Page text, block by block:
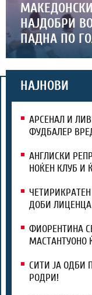
НАЈДОБРИ
ПАДНА ПО
НАЈНОВИ
АРСЕНАЛ И
ФУДБАЛЕР
АНГЛИСКИ
НОЌЕН КЛУБ И
ДОБИ ЛИЦЕНЦА
ФИОРЕНТИНА
МАСТАНТУОНО
СИТИ ЈА ОДБИ
РОДРИ!